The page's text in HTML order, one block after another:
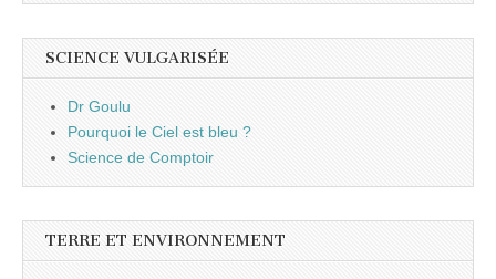
SCIENCE VULGARISÉE
Dr Goulu
Pourquoi le Ciel est bleu ?
Science de Comptoir
TERRE ET ENVIRONNEMENT